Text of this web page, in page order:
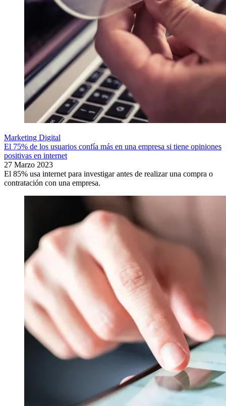
Marketing Digital
El 75% de los usuarios confía más en una empresa si tiene opiniones
positivas en internet
27 Marzo 2023
El 85% usa internet para investigar antes de realizar una compra o
contratación con una empresa.